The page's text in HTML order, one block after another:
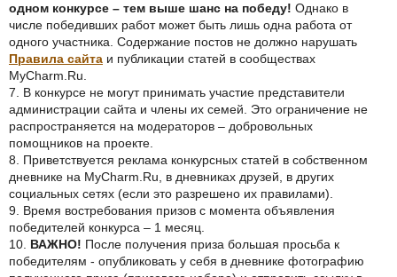
одном конкурсе – тем выше шанс на победу! Однако в
числе победивших работ может быть лишь одна работа от
одного участника. Содержание постов не должно нарушать
Правила сайта и публикации статей в сообществах
MyCharm.Ru.
7. В конкурсе не могут принимать участие представители
администрации сайта и члены их семей. Это ограничение не
распространяется на модераторов – добровольных
помощников на проекте.
8. Приветствуется реклама конкурсных статей в собственном
дневнике на MyCharm.Ru, в дневниках друзей, в других
социальных сетях (если это разрешено их правилами).
9. Время востребования призов с момента объявления
победителей конкурса – 1 месяц.
10. ВАЖНО! После получения приза большая просьба к
победителям - опубликовать у себя в дневнике фотографию